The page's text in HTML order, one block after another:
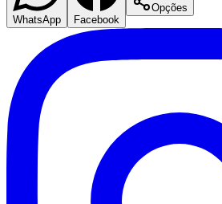
Corinthians
WhatsApp Facebook
Opções